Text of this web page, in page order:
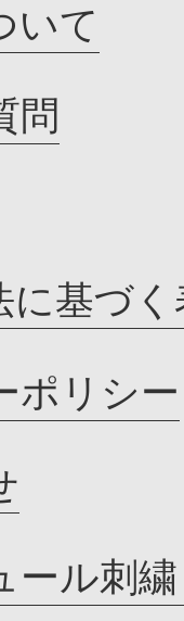
いて
問
に基づく
ポリシー
ール刺